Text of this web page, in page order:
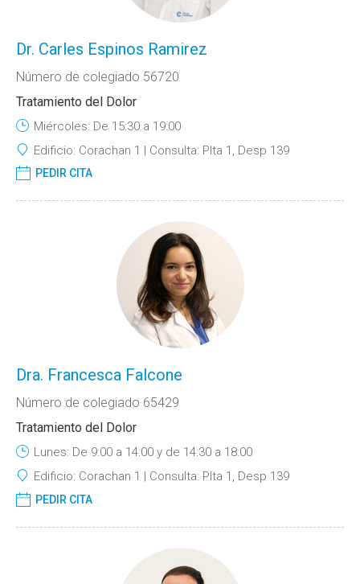
Dr. Carles Espinos Ramirez
Número de colegiado 56720
Tratamiento del Dolor
Miércoles: De 15:30 a 19:00
Edificio: Corachan 1 Consulta: Plta 1, Desp 139
PEDIR CITA
Dra. Francesca Falcone
Número de colegiado 65429
Tratamiento del Dolor
Lunes: De 9:00 a 14:00 y de 14:30 a 18:00
Edificio: Corachan 1 Consulta: Plta 1, Desp 139
PEDIR CITA